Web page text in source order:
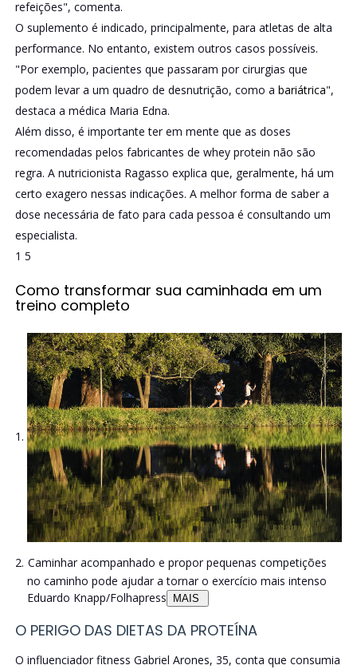
refeições", comenta.
O suplemento é indicado, principalmente, para atletas de alta
performance. No entanto, existem outros casos possíveis.
"Por exemplo, pacientes que passaram por cirurgias que
podem levar a um quadro de desnutrição, como a bariátrica",
destaca a médica Maria Edna.
Além disso, é importante ter em mente que as doses
recomendadas pelos fabricantes de whey protein não são
regra. A nutricionista Ragasso explica que, geralmente, há um
certo exagero nessas indicações. A melhor forma de saber a
dose necessária de fato para cada pessoa é consultando um
especialista.
1 5
Como transformar sua caminhada em um
treino completo
Caminhar acompanhado e propor pequenas competições
no caminho pode ajudar a tornar o exercício mais intenso
Eduardo Knapp/Folhapress
MAIS
O PERIGO DAS DIETAS DA PROTEÍNA
O influenciador fitness Gabriel Arones, 35, conta que consumia